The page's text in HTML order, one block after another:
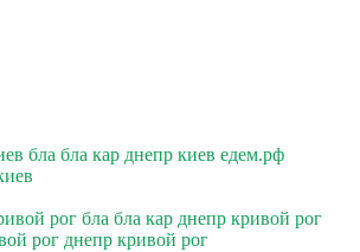
бла бла кар днепр киев едем.рф
рог бла бла кар днепр кривой рог
рог днепр кривой рог